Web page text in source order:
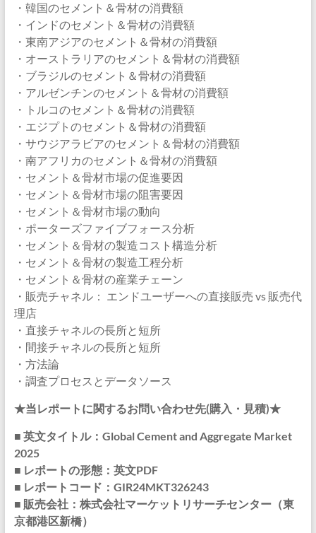
・韓国のセメント＆骨材の消費額
・インドのセメント＆骨材の消費額
・東南アジアのセメント＆骨材の消費額
・オーストラリアのセメント＆骨材の消費額
・ブラジルのセメント＆骨材の消費額
・アルゼンチンのセメント＆骨材の消費額
・トルコのセメント＆骨材の消費額
・エジプトのセメント＆骨材の消費額
・サウジアラビアのセメント＆骨材の消費額
・南アフリカのセメント＆骨材の消費額
・セメント＆骨材市場の促進要因
・セメント＆骨材市場の阻害要因
・セメント＆骨材市場の動向
・ポーターズファイブフォース分析
・セメント＆骨材の製造コスト構造分析
・セメント＆骨材の製造工程分析
・セメント＆骨材の産業チェーン
・販売チャネル： エンドユーザーへの直接販売 vs 販売代
理店
・直接チャネルの長所と短所
・間接チャネルの長所と短所
・方法論
・調査プロセスとデータソース
★当レポートに関するお問い合わせ先(購入・見積)★
■ 英文タイトル：Global Cement and Aggregate Market
2025
■ レポートの形態：英文PDF
■ レポートコード：GIR24MKT326243
■ 販売会社：株式会社マーケットリサーチセンター（東
京都港区新橋）